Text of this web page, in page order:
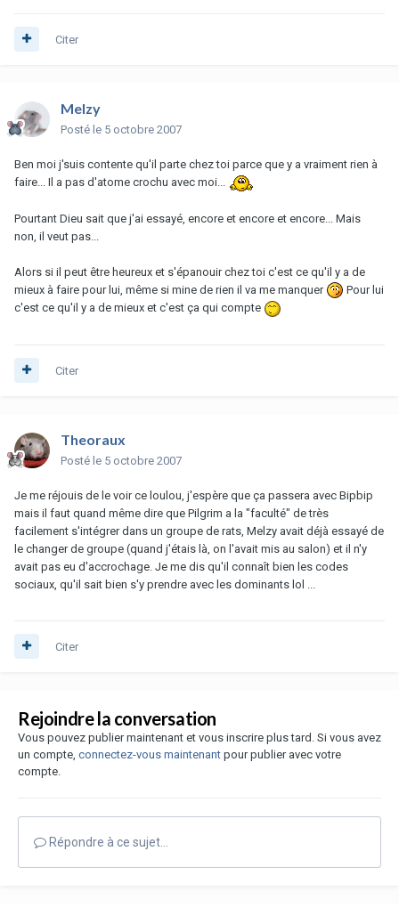
Citer
Melzy
Posté le 5 octobre 2007
Ben moi j'suis contente qu'il parte chez toi parce que y a vraiment rien à
faire... Il a pas d'atome crochu avec moi...
Pourtant Dieu sait que j'ai essayé, encore et encore et encore... Mais
non, il veut pas...
Alors si il peut être heureux et s'épanouir chez toi c'est ce qu'il y a de
mieux à faire pour lui, même si mine de rien il va me manquer
Pour lui
c'est ce qu'il y a de mieux et c'est ça qui compte
Citer
Theoraux
Posté le 5 octobre 2007
Je me réjouis de le voir ce loulou, j'espère que ça passera avec Bipbip
mais il faut quand même dire que Pilgrim a la "faculté" de très
facilement s'intégrer dans un groupe de rats, Melzy avait déjà essayé de
le changer de groupe (quand j'étais là, on l'avait mis au salon) et il n'y
avait pas eu d'accrochage. Je me dis qu'il connaît bien les codes
sociaux, qu'il sait bien s'y prendre avec les dominants lol ...
Citer
Rejoindre la conversation
Vous pouvez publier maintenant et vous inscrire plus tard. Si vous avez
un compte, connectez-vous maintenant pour publier avec votre
compte.
Répondre à ce sujet…